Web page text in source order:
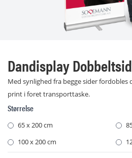
Dandisplay
Med synlighed fra begge sider fordobles
print i foret transporttaske.
Størrelse
65 x 200 cm
100 x 200 cm